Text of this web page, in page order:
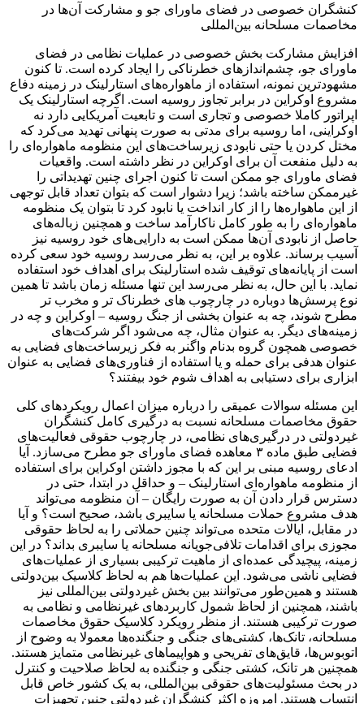
کنشگران خصوصی در فضای ماورای جو و مشارکت آن‌ها در
مخاصمات مسلحانه بین‌المللی
افزایش مشارکت بخش خصوصی در عملیات نظامی در فضای
ماورای جو، چشم‌اندازهای خطرناکی را ایجاد کرده است. تا کنون
مشهودترین نمونه، استفاده از ماهواره‌های استارلینک در زمینه دفاع
مشروع اوکراین در برابر تجاوز روسیه است. اگرچه استارلینک یک
اپراتور کاملا خصوصی و تجاری است و تابعیت آمریکایی دارد نه
اوکراینی، اما روسیه برای مدتی به صورت پنهانی تهدید می‌کرد که
مختل کردن یا حتی نابودی زیرساخت‌های این منظومه ماهواره‌ای را
به دلیل منفعت آن برای اوکراین در نظر داشته است. واقعیات
فضای ماورای جو ممکن است تا کنون اجرای چنین تهدیداتی را
غیرممکن ساخته باشد؛ زیرا دشوار است که بتوان تعداد قابل توجهی
از این ماهواره‌ها را از کار انداخت یا نابود کرد تا بتوان یک منظومه
ماهواره‌ای را به طور کامل ناکارآمد ساخت و همچنین زباله‌های
حاصل از نابودی آن‌ها ممکن است به دارایی‌های خود روسیه نیز
آسیب برساند. علاوه بر این، به نظر می‌رسد روسیه خود سعی کرده
است از پایانه‌های توقیف ‌شده استارلینک برای اهداف خود استفاده
نماید. با این حال، به نظر می‌رسد این تنها مسئله زمان باشد تا همین
نوع پرسش‌ها دوباره در چارچوب‌ ‌های خطرناک‌ تر و مخرب ‌تر
مطرح شوند، چه به عنوان بخشی از جنگ روسیه – اوکراین و چه در
زمینه‌های دیگر. به عنوان مثال، چه می‌شود اگر شرکت‌های
خصوصی همچون گروه بدنام واگنر به فکر زیرساخت‌های فضایی به
عنوان هدفی برای حمله و یا استفاده از فناوری‌های فضایی به عنوان
ابزاری برای دستیابی به اهداف شوم خود بیفتند؟
این مسئله سوالات عمیقی را درباره میزان اعمال رویکردهای کلی
حقوق مخاصمات مسلحانه نسبت به درگیری کامل کنشگران
غیردولتی در درگیری‌های نظامی، در چارچوب حقوقی فعالیت‌های
فضایی طبق ماده ۳ معاهده فضای ماورای جو مطرح می‌سازد. آیا
ادعای روسیه مبنی بر این که با مجوز داشتن اوکراین برای استفاده
از منظومه ماهواره‌ای استارلینک – و حداقل در ابتدا، حتی در
دسترس قرار دادن آن به صورت رایگان – آن منظومه می‌تواند
هدف مشروع حملات مسلحانه یا سایبری باشد، صحیح است؟ و آیا
در مقابل، ایالات متحده می‌تواند چنین حملاتی را به لحاظ حقوقی
مجوزی برای اقدامات تلافی‌جویانه مسلحانه یا سایبری بداند؟ در این
زمینه، پیچیدگی عمده‌ای از ماهیت ترکیبی بسیاری از عملیات‌های
فضایی ناشی می‌شود. این عملیات‌ها هم به لحاظ کلاسیک بین‌دولتی
هستند و همین‌طور می‌توانند بین بخش غیردولتی بین‌المللی نیز
باشند، همچنین از لحاظ شمول کاربردهای غیرنظامی و نظامی به
صورت ترکیبی هستند. از منظر رویکرد کلاسیک حقوق مخاصمات
مسلحانه، تانک‌ها، کشتی‌های جنگی و جنگنده‌ها معمولا به وضوح از
اتوبوس‌ها، قایق‌های تفریحی و هواپیماهای غیرنظامی متمایز هستند.
همچنین هر تانک، کشتی جنگی و جنگنده به لحاظ صلاحیت و کنترل
در بحث مسئولیت‌های حقوقی بین‌المللی، به یک کشور خاص قابل
انتساب هستند. امروزه اکثر کنشگران غیردولتی چنین تجهیزات